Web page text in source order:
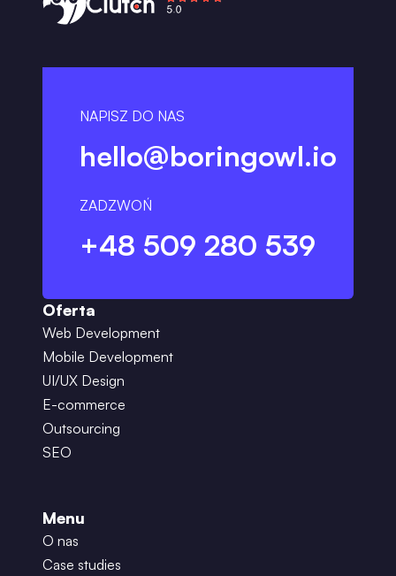
NAPISZ DO NAS
hello@boringowl.io
ZADZWOŃ
+48 509 280 539
Oferta
Web Development
Mobile Development
UI/UX Design
E-commerce
Outsourcing
SEO
Menu
O nas
Case studies